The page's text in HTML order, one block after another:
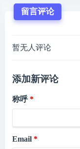
留言评论
暂无人评论
添加新评论
称呼
Email